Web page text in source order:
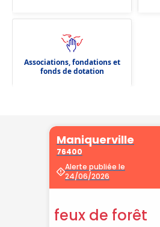
Associations, fondations et
fonds de dotation